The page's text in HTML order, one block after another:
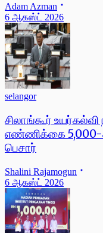
Adam Azman
6 ஆகஸ்ட் 2026
selangor
சிலாங்கூர் உயர்கல்வி
எண்ணிக்கை 5,000-
பெசார்
Shalini Rajamogun
6 ஆகஸ்ட் 2026